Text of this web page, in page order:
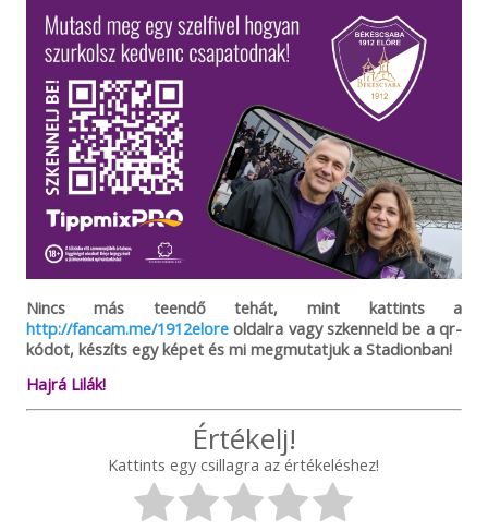
Nincs más teendő tehát, mint kattints a
http://fancam.me/1912eloreoldalra vagy szkenneld be a qr-
kódot, készíts egy képet és mi megmutatjuk a Stadionban!
Hajrá Lilák!
Értékelj!
Kattints egy csillagra az értékeléshez!